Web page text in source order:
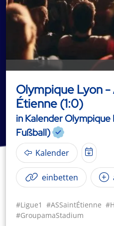
Olympique Lyon -
Étienne (1:0)
in Kalender
Fußball)
Kalender
einbetten
#Ligue1 #ASSaintÉtienne
#GroupamaStadium